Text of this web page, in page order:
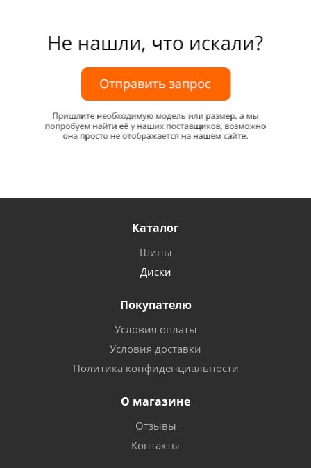
Каталог
Шины
Диски
Покупателю
Условия оплаты
Условия доставки
Политика конфиденциальности
О магазине
Отзывы
Контакты